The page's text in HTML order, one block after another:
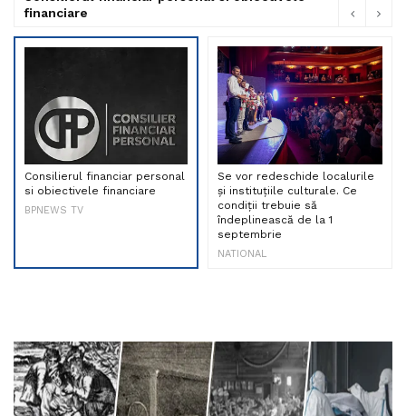
financiare
Consilierul financiar personal
si obiectivele financiare
BPNEWS TV
Se vor redeschide localurile
și instituțiile culturale. Ce
condiții trebuie să
îndeplinească de la 1
septembrie
NATIONAL